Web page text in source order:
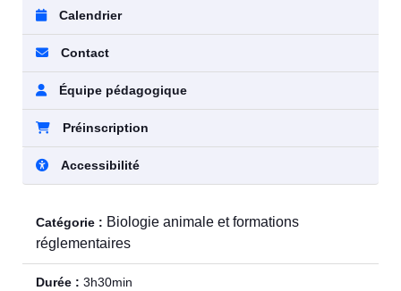
Calendrier
Contact
Équipe pédagogique
Préinscription
Accessibilité
Catégorie : Biologie animale et formations
réglementaires
Durée : 3h30min